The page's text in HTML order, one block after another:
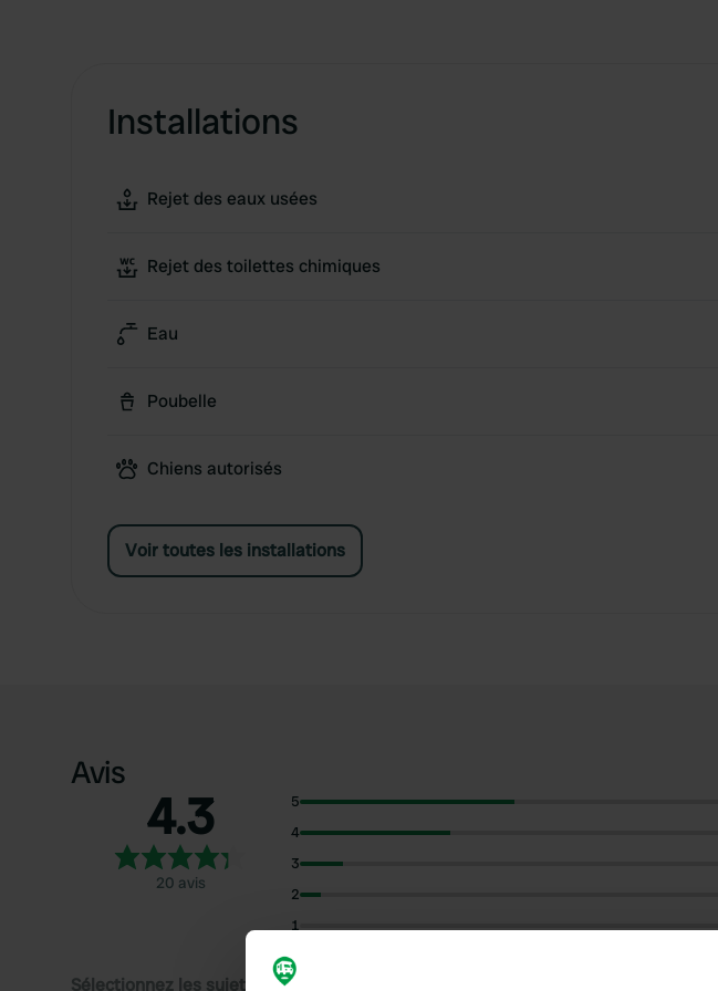
Installations
Rejet des eaux usées
Rejet des toilettes chimiques
Eau
Poubelle
Chiens autorisés
Voir toutes les installations
Avis
4.3
20 avis
5
4
3
2
1
Sélectionnez les sujets pour lire les critiques :